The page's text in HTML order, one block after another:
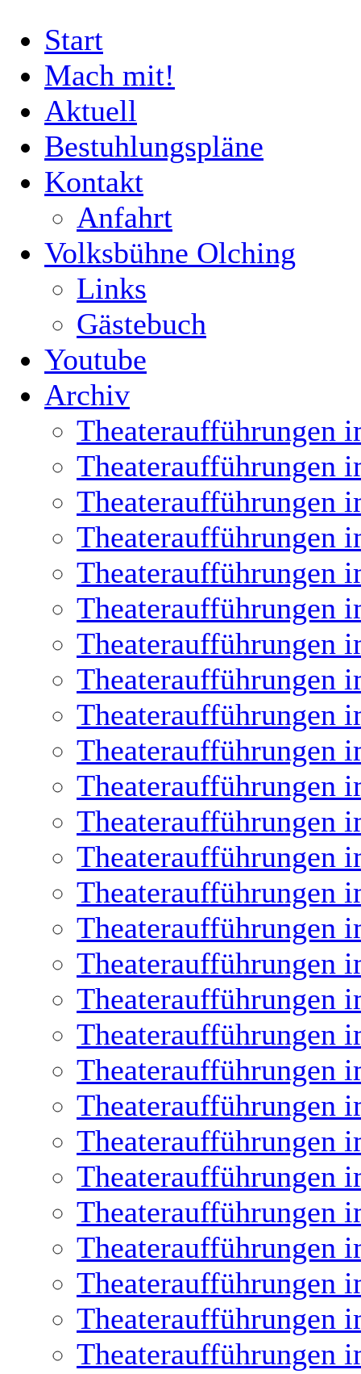
Start
Mach mit!
Aktuell
Bestuhlungspläne
Kontakt
Anfahrt
Volksbühne Olching
Links
Gästebuch
Youtube
Archiv
Theateraufführungen
Theateraufführungen
Theateraufführungen
Theateraufführungen
Theateraufführungen
Theateraufführungen
Theateraufführungen
Theateraufführungen
Theateraufführungen
Theateraufführungen
Theateraufführungen
Theateraufführungen
Theateraufführungen
Theateraufführungen
Theateraufführungen
Theateraufführungen
Theateraufführungen
Theateraufführungen
Theateraufführungen
Theateraufführungen
Theateraufführungen
Theateraufführungen
Theateraufführungen
Theateraufführungen
Theateraufführungen
Theateraufführungen
Theateraufführungen